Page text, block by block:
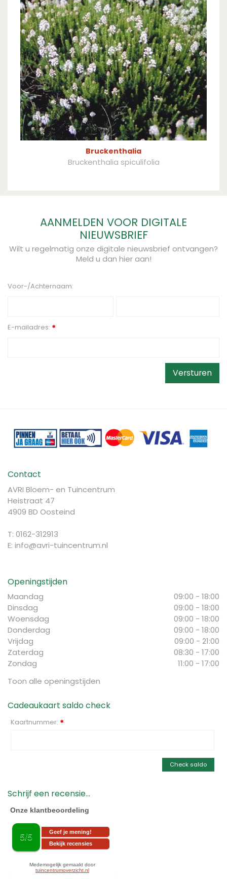
Bruckenthalia
Bruckenthalia spiculifolia
AANMELDEN VOOR DIGITALE
NIEUWSBRIEF
Wilt u regelmatig onze digitale nieuwsbrief ontvangen?
Meld u dan hier aan!
Voor-/Achternaam:
E-mailadres: *
Contact
AVRI Bloem- en Tuincentrum
Heistraat 47
4909 BD Oosteind
T: 0162-312913
E: info@avri-tuincentrum.nl
Openingstijden
Maandag
09:00 - 18:00
Dinsdag
09:00 - 18:00
Woensdag
09:00 - 18:00
Donderdag
09:00 - 18:00
Vrijdag
09:00 - 21:00
Zaterdag
08:30 - 17:00
Zondag
11:00 - 17:00
Toon alle openingstijden
Cadeaukaart saldo check
Kaartnummer: *
Check saldo
Schrijf een recensie...